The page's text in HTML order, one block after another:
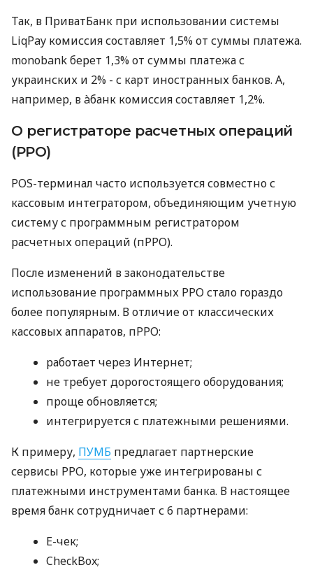
Так, в ПриватБанк при использовании системы
LiqPay комиссия составляет 1,5% от суммы платежа.
monobank берет 1,3% от суммы платежа с
украинских и 2% - с карт иностранных банков. А,
например, в àбанк комиссия составляет 1,2%.
О регистраторе расчетных операций
(РРО)
POS-терминал часто используется совместно с
кассовым интегратором, объединяющим учетную
систему с программным регистратором
расчетных операций (пРРО).
После изменений в законодательстве
использование программных РРО стало гораздо
более популярным. В отличие от классических
кассовых аппаратов, пРРО:
работает через Интернет;
не требует дорогостоящего оборудования;
проще обновляется;
интегрируется с платежными решениями.
К примеру, ПУМБ предлагает партнерские
сервисы РРО, которые уже интегрированы с
платежными инструментами банка. В настоящее
время банк сотрудничает с 6 партнерами:
E-чек;
CheckBox;